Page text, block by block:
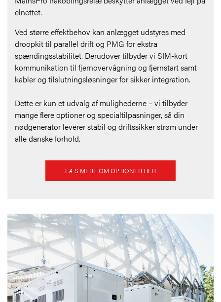
elnettet.
Ved større effektbehov kan anlægget udstyres med
droopkit til parallel drift og PMG for ekstra
spændingsstabilitet. Derudover tilbyder vi SIM-kort
kommunikation til fjernovervågning og fjernstart samt
kabler og tilslutningsløsninger for sikker integration.
Dette er kun et udvalg af mulighederne – vi tilbyder
mange flere optioner og specialtilpasninger, så din
nødgenerator leverer stabil og driftssikker strøm under
alle danske forhold.
LÆS MERE OM OPTIONER HER